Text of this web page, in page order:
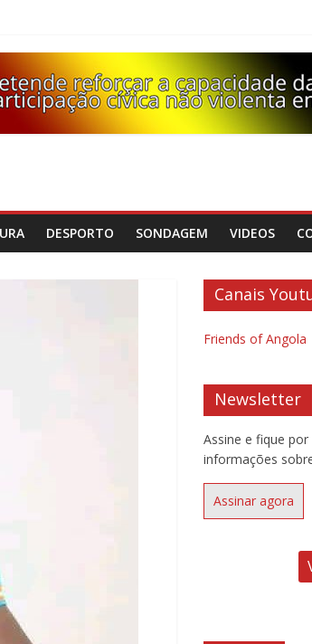
DESPORTO SONDAGEM VIDEOS
Canais
Friends of Angola
Newsletter
Assine e fique
informações
Assinar agora